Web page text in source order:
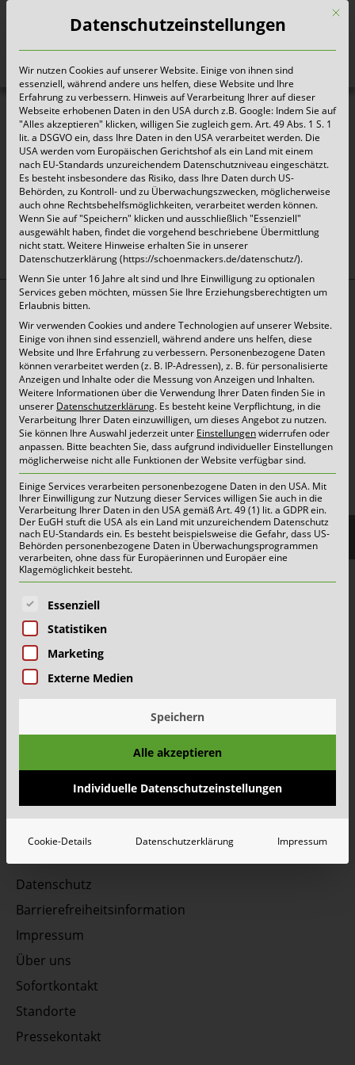
Heute für morgen sorgen
Abfallkalender_Kalkar_2026
oben
Top Themen:
Abfallarten
Container & Behälter
FAQ
Jobs&Karriere
onlinePORTALE
Reklamation & Services
Datenschutz
Barrierefreiheitsinformation
Impressum
Über uns
Sofortkontakt
Standorte
Pressekontakt
Aktuelles | Pressemitteilungen
Herzlich willkommen im Team Grün-Gelb!
Wertstoffhof Erkrath | Geänderte Öffnungszeiten
Wie Schönmackers die kommunale Entsorgung für
halb NRW organisiert
MehrAlle Meldungen
Unsere Social Media Kanäle - Vernetzen Sie sich
Mit
Datenschutzeinstellungen
Wir nutzen Cookies auf unserer Website. Einige von ihnen sind
essenziell, während andere uns helfen, diese Website und Ihre
Erfahrung zu verbessern. Hinweis auf Verarbeitung Ihrer auf dieser
Webseite erhobenen Daten in den USA durch z.B. Google: Indem Sie auf
"Alles akzeptieren" klicken, willigen Sie zugleich gem. Art. 49 Abs. 1 S. 1
lit. a DSGVO ein, dass Ihre Daten in den USA verarbeitet werden. Die
USA werden vom Europäischen Gerichtshof als ein Land mit einem
nach EU-Standards unzureichendem Datenschutzniveau eingeschätzt.
Es besteht insbesondere das Risiko, dass Ihre Daten durch US-
Behörden, zu Kontroll- und zu Überwachungszwecken, möglicherweise
auch ohne Rechtsbehelfsmöglichkeiten, verarbeitet werden können.
Wenn Sie auf "Speichern" klicken und ausschließlich "Essenziell"
ausgewählt haben, findet die vorgehend beschriebene Übermittlung
nicht statt. Weitere Hinweise erhalten Sie in unserer
Datenschutzerklärung (https://schoenmackers.de/datenschutz/).
Wenn Sie unter 16 Jahre alt sind und Ihre Einwilligung zu optionalen
Services geben möchten, müssen Sie Ihre Erziehungsberechtigten um
Erlaubnis bitten.
Wir verwenden Cookies und andere Technologien auf unserer Website.
Einige von ihnen sind essenziell, während andere uns helfen, diese
Website und Ihre Erfahrung zu verbessern. Personenbezogene Daten
können verarbeitet werden (z. B. IP-Adressen), z. B. für personalisierte
Anzeigen und Inhalte oder die Messung von Anzeigen und Inhalten.
Weitere Informationen über die Verwendung Ihrer Daten finden Sie in
unserer Datenschutzerklärung. Es besteht keine Verpflichtung, in die
Verarbeitung Ihrer Daten einzuwilligen, um dieses Angebot zu nutzen.
Sie können Ihre Auswahl jederzeit unter Einstellungenwiderrufen oder
anpassen. Bitte beachten Sie, dass aufgrund individueller Einstellungen
möglicherweise nicht alle Funktionen der Website verfügbar sind.
Einige Services verarbeiten personenbezogene Daten in den USA. Mit
Ihrer Einwilligung zur Nutzung dieser Services willigen Sie auch in die
Verarbeitung Ihrer Daten in den USA gemäß Art. 49 (1) lit. a GDPR ein.
Der EuGH stuft die USA als ein Land mit unzureichendem Datenschutz
nach EU-Standards ein. Es besteht beispielsweise die Gefahr, dass US-
Behörden personenbezogene Daten in Überwachungsprogrammen
verarbeiten, ohne dass für Europäerinnen und Europäer eine
Klagemöglichkeit besteht.
Es folgt eine Liste der Service-Gruppen, für die eine
Essenziell
Statistiken
Marketing
Externe Medien
Speichern
Alle akzeptieren
Individuelle Datenschutzeinstellungen
Cookie-Details Datenschutzerklärung Impressum